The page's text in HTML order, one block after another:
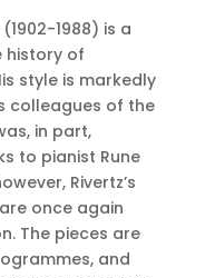
(1902-1988) is a
history of
style is markedly
colleagues of the
in part,
to pianist Rune
Rivertz’s
once again
The pieces are
and